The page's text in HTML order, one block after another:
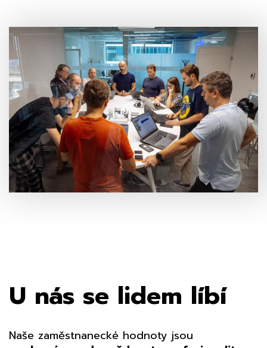
U nás se lidem líbí
Naše zaměstnanecké hodnoty jsou